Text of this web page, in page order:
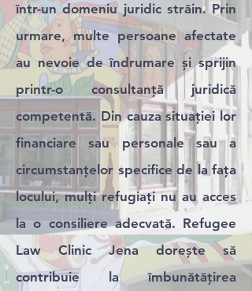
într-un domeniu juridic străin. Prin
urmare, multe persoane afectate
au nevoie de îndrumare și sprijin
printr-o consultanță juridică
competentă. Din cauza situației lor
financiare sau personale sau a
circumstanțelor specifice de la fața
locului, mulți refugiați nu au acces
la o consiliere adecvată. Refugee
Law Clinic Jena dorește să
contribuie la îmbunătățirea